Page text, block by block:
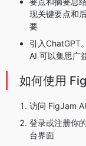
现关键要点和
要
引入ChatGPT
AI 可以集思广
如何使用
访问 FigJam
登录或注册你
台界面